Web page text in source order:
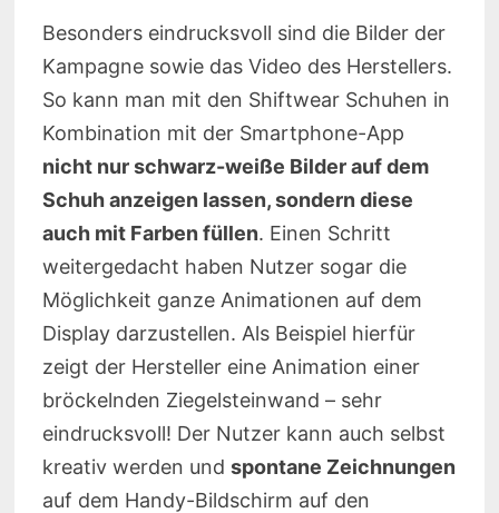
Besonders eindrucksvoll sind die Bilder der
Kampagne sowie das Video des Herstellers.
So kann man mit den Shiftwear Schuhen in
Kombination mit der Smartphone-App
nicht nur schwarz-weiße Bilder auf dem
Schuh anzeigen lassen, sondern diese
auch mit Farben füllen. Einen Schritt
weitergedacht haben Nutzer sogar die
Möglichkeit ganze Animationen auf dem
Display darzustellen. Als Beispiel hierfür
zeigt der Hersteller eine Animation einer
bröckelnden Ziegelsteinwand – sehr
eindrucksvoll! Der Nutzer kann auch selbst
kreativ werden und spontane Zeichnungen
auf dem Handy-Bildschirm auf den